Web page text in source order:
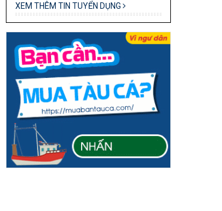
XEM THÊM TIN TUYỂN DỤNG